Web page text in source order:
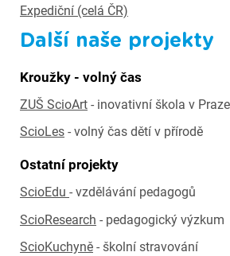
Expediční (celá ČR)
Další naše projekty
Kroužky - volný čas
ZUŠ ScioArt - inovativní škola v Praze
ScioLes - volný čas dětí v přírodě
Ostatní projekty
ScioEdu - vzdělávání pedagogů
ScioResearch - pedagogický výzkum
ScioKuchyně - školní stravování